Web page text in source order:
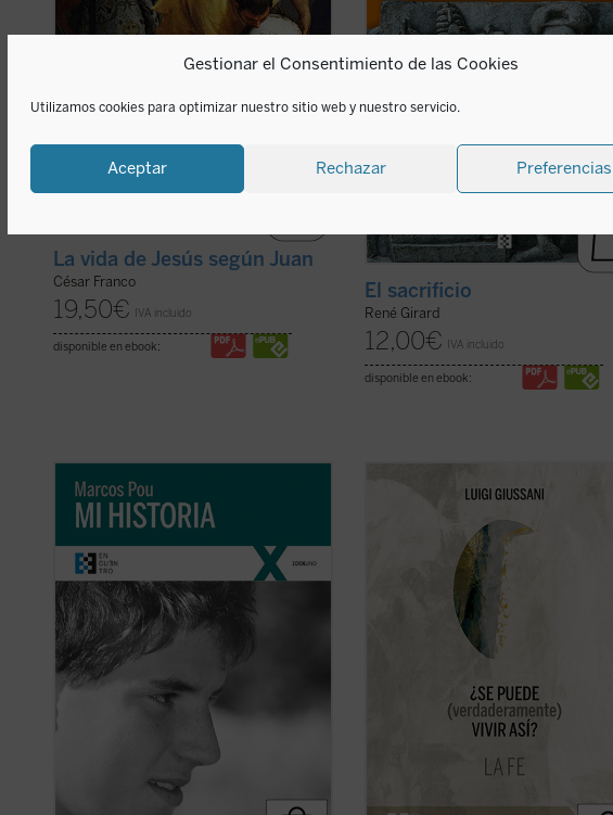
Gestionar el Consentimiento de las Cookies
Utilizamos cookies para optimizar nuestro sitio web y nuestro servicio.
Aceptar Rechazar Preferencias
La vida de Jesús según Juan
César Franco
19,50€ IVA incluido
disponible en ebook:
El sacrificio
René Girard
12,00€ IVA incluido
disponible en ebook:
«Es algo extraño hablar de 'mi historia'
puesto que lo único interesante en ella, lo
único que la salva de ser una historia
aburrida y plana es lo que Cristo ha
hecho en mi vida. Por lo tanto, es más
bien la historia de lo que Cristo ha hecho
... (ver ficha)
A modo de comentario,¿Se puede
diálogos entre el autor y grupos de
jóvenes. Este primer volumen, en
palabras de Giussani, transita por estos
tres senderos: «fe, certeza de una
presencia; ...(ver ficha)